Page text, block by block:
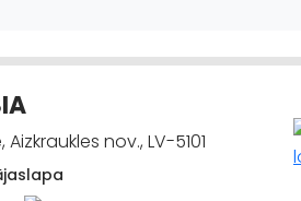
nov., LV-5101